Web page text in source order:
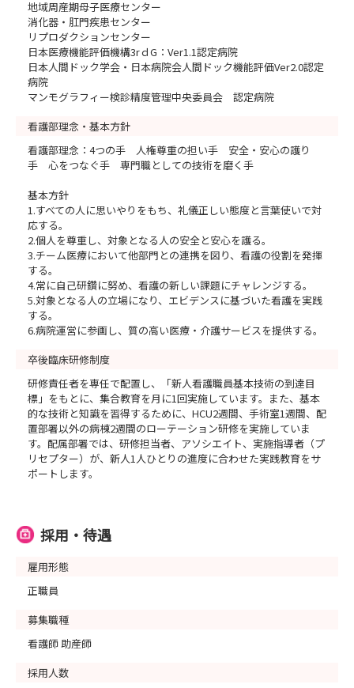
地域周産期母子医療センター
消化器・肛門疾患センター
リプロダクションセンター
日本医療機能評価機構3rｄG：Ver1.1認定病院
日本人間ドック学会・日本病院会人間ドック機能評価Ver2.0認定
病院
マンモグラフィー検診精度管理中央委員会 認定病院
看護部理念・基本方針
看護部理念：4つの手 人権尊重の担い手 安全・安心の護り
手 心をつなぐ手 専門職としての技術を磨く手
基本方針
1.すべての人に思いやりをもち、礼儀正しい態度と言葉使いで対
応する。
2.個人を尊重し、対象となる人の安全と安心を護る。
3.チーム医療において他部門との連携を図り、看護の役割を発揮
する。
4.常に自己研鑽に努め、看護の新しい課題にチャレンジする。
5.対象となる人の立場になり、エビデンスに基づいた看護を実践
する。
6.病院運営に参画し、質の高い医療・介護サービスを提供する。
卒後臨床研修制度
研修責任者を専任で配置し、「新人看護職員基本技術の到達目
標」をもとに、集合教育を月に1回実施しています。また、基本
的な技術と知識を習得するために、HCU2週間、手術室1週間、配
置部署以外の病棟2週間のローテーション研修を実施していま
す。配属部署では、研修担当者、アソシエイト、実施指導者（プ
リセプター）が、新人1人ひとりの進度に合わせた実践教育をサ
ポートします。
採用・待遇
雇用形態
正職員
募集職種
看護師 助産師
採用人数